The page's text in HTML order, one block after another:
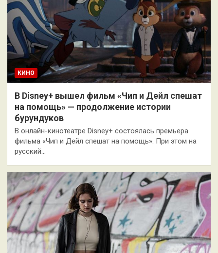
КИНО
В Disney+ вышел фильм «Чип и Дейл спешат
на помощь» — продолжение истории
бурундуков
В онлайн-кинотеатре Disney+ состоялась премьера
фильма «Чип и Дейл спешат на помощь». При этом на
русский…